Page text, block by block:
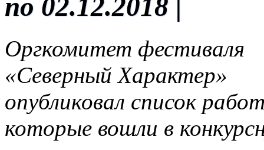
по 02.12.2018 |
Оргкомитет фестиваля
«Северный Характер»
опубликовал список
которые вошли в